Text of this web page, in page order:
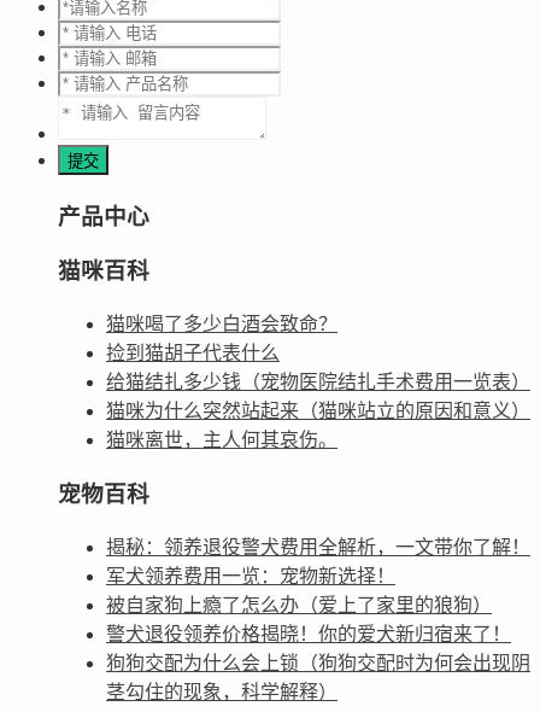
产品中心
猫咪百科
猫咪喝了多少白酒会致命？
捡到猫胡子代表什么
给猫结扎多少钱（宠物医院结扎手术费用一览表）
猫咪为什么突然站起来（猫咪站立的原因和意义）
猫咪离世，主人何其哀伤。
宠物百科
揭秘：领养退役警犬费用全解析，一文带你了解！
军犬领养费用一览：宠物新选择！
被自家狗上瘾了怎么办（爱上了家里的狼狗）
警犬退役领养价格揭晓！你的爱犬新归宿来了！
狗狗交配为什么会上锁（狗狗交配时为何会出现阴
茎勾住的现象，科学解释）